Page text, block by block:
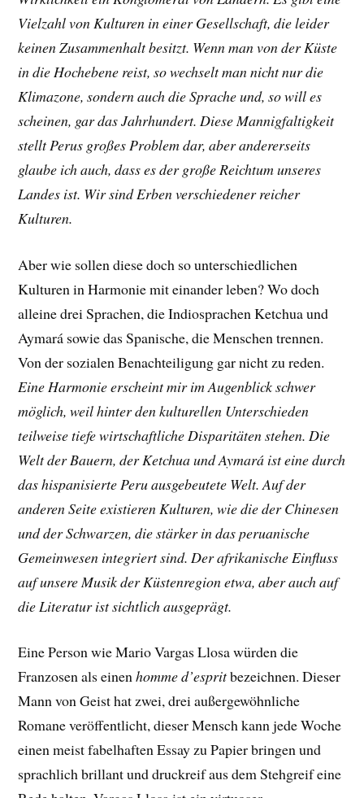
Vielzahl von Kulturen in einer Gesellschaft, die leider
keinen Zusammenhalt besitzt. Wenn man von der Küste
in die Hochebene reist, so wechselt man nicht nur die
Klimazone, sondern auch die Sprache und, so will es
scheinen, gar das Jahrhundert. Diese Mannigfaltigkeit
stellt Perus großes Problem dar, aber andererseits
glaube ich auch, dass es der große Reichtum unseres
Landes ist. Wir sind Erben verschiedener reicher
Kulturen.
Aber wie sollen diese doch so unterschiedlichen
Kulturen in Harmonie mit einander leben? Wo doch
alleine drei Sprachen, die Indiosprachen Ketchua und
Aymará sowie das Spanische, die Menschen trennen.
Von der sozialen Benachteiligung gar nicht zu reden.
Eine Harmonie erscheint mir im Augenblick schwer
möglich, weil hinter den kulturellen Unterschieden
teilweise tiefe wirtschaftliche Disparitäten stehen. Die
Welt der Bauern, der Ketchua und Aymará ist eine durch
das hispanisierte Peru ausgebeutete Welt. Auf der
anderen Seite existieren Kulturen, wie die der Chinesen
und der Schwarzen, die stärker in das peruanische
Gemeinwesen integriert sind. Der afrikanische Einfluss
auf unsere Musik der Küstenregion etwa, aber auch auf
die Literatur ist sichtlich ausgeprägt.
Eine Person wie Mario Vargas Llosa würden die
Franzosen als einenhomme d’espritbezeichnen. Dieser
Mann von Geist hat zwei, drei außergewöhnliche
Romane veröffentlicht, dieser Mensch kann jede Woche
einen meist fabelhaften Essay zu Papier bringen und
sprachlich brillant und druckreif aus dem Stehgreif eine